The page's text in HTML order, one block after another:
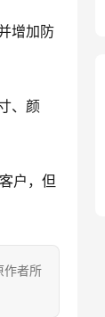
增加防
、颜
户，但
作者所